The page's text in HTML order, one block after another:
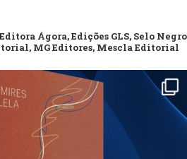
Ágora, Edições GLS, Selo Negro
MG Editores, Mescla Editorial